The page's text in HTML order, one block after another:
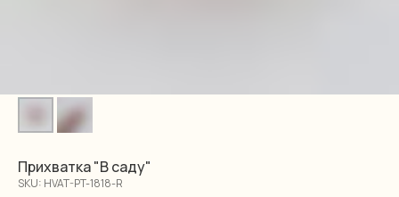
Прихватка "В саду"
SKU: HVAT-PT-1818-R